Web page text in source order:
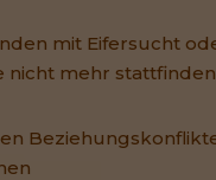
mit Eifersucht
mehr